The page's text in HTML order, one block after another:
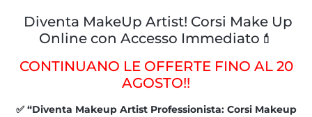
Diventa MakeUp Artist! Corsi Make Up
Online con Accesso Immediato💄
CONTINUANO LE OFFERTE FINO AL 20
AGOSTO!!
✅ “Diventa Makeup Artist Professionista: Corsi Makeup